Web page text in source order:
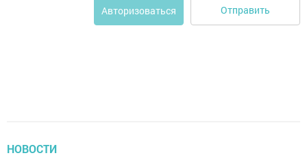
Авторизоваться Отправить
НОВОСТИ